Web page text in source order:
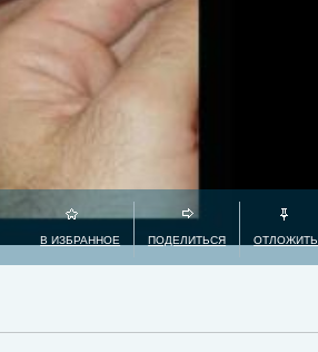
В ИЗБРАННОЕ ПОДЕЛИТЬСЯ ОТЛОЖИТЬ